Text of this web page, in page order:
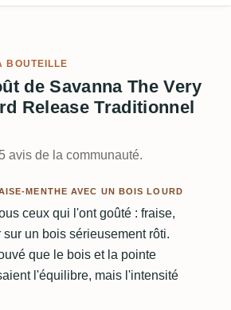
BOUTEILLE
de Savanna The Very
Release Traditionnel
avis de la communauté.
MENTHE AVEC UN BOIS LOURD
ceux qui l'ont goûté : fraise,
sur un bois sérieusement rôti.
que le bois et la pointe
l'équilibre, mais l'intensité